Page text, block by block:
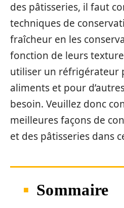
des pâtisseries, il faut
techniques de
fraîcheur en les
fonction de leurs
utiliser un réfrigérateur
aliments et pour
besoin. Veuillez donc
meilleures façons de
et des pâtisseries dans
Sommaire